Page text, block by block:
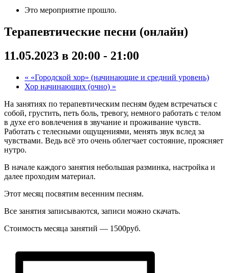
Это мероприятие прошло.
Терапевтические песни (онлайн)
11.05.2023 в 20:00 - 21:00
« «Городской хор» (начинающие и средний уровень)
Хор начинающих (очно) »
На занятиях по терапевтическим песням будем встречаться с
собой, грустить, петь боль, тревогу, немного работать с телом
в духе его вовлечения в звучание и проживание чувств.
Работать с телесными ощущениями, менять звук вслед за
чувствами. Ведь всё это очень облегчает состояние, проясняет
нутро.
В начале каждого занятия небольшая разминка, настройка и
далее проходим материал.
Этот месяц посвятим весенним песням.
Все занятия записываются, записи можно скачать.
Стоимость месяца занятий — 1500руб.